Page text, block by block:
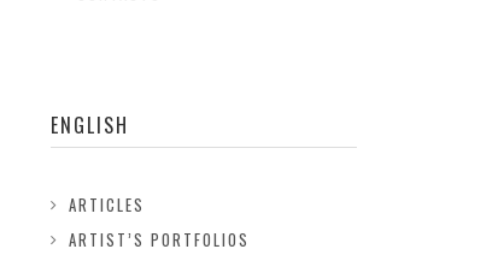
ENGLISH
ARTICLES
ARTIST’S PORTFOLIOS